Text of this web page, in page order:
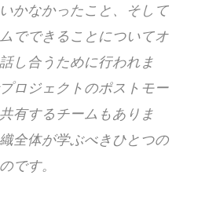
かなかったこと、そして
でできることについてオ
し合うために行われま
ロジェクトのポストモー
有するチームもありま
全体が学ぶべきひとつの
です。